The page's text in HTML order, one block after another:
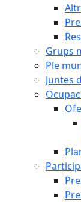
Grups
Ple
Juntes